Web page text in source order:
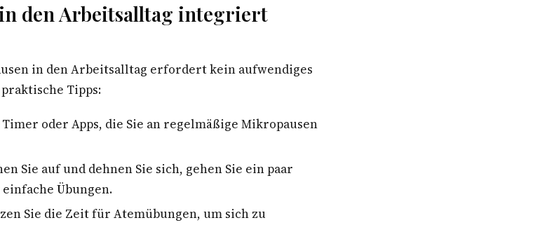
den Arbeitsalltag integriert
in den Arbeitsalltag erfordert kein aufwendiges
Tipps:
oder Apps, die Sie an regelmäßige Mikropausen
Sie auf und dehnen Sie sich, gehen Sie ein paar
Übungen.
Sie die Zeit für Atemübungen, um sich zu